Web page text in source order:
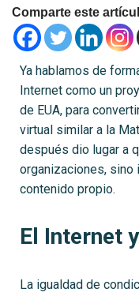
Comparte este
Ya hablamos de
Internet como un
de EUA, para
virtual similar a la
después dio lugar a
organizaciones, sino
contenido propio.
El Internet
La igualdad de